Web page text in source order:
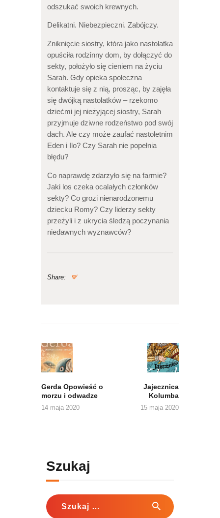
odszukać swoich krewnych.
Delikatni. Niebezpieczni. Zabójczy.
Zniknięcie siostry, która jako nastolatka
opuściła rodzinny dom, by dołączyć do
sekty, położyło się cieniem na życiu
Sarah. Gdy opieka społeczna
kontaktuje się z nią, prosząc, by zajęła
się dwójką nastolatków – rzekomo
dziećmi jej nieżyjącej siostry, Sarah
przyjmuje dziwne rodzeństwo pod swój
dach. Ale czy może zaufać nastoletnim
Eden i Ilo? Czy Sarah nie popełnia
błędu?
Co naprawdę zdarzyło się na farmie?
Jaki los czeka ocalałych członków
sekty? Co grozi nienarodzonemu
dziecku Romy? Czy liderzy sekty
przeżyli i z ukrycia śledzą poczynania
niedawnych wyznawców?
Share:
wpisu
Gerda Opowieść o
morzu i odwadze
14 maja 2020
Jajecznica
Kolumba
15 maja 2020
Szukaj
Szukaj: